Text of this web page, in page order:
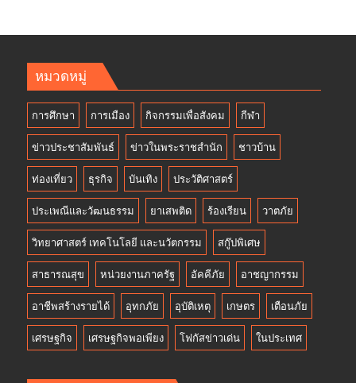
หมวดหมู่
การศึกษา การเมือง กิจกรรมเพื่อสังคม กีฬา
ข่าวประชาสัมพันธ์ ข่าวในพระราชสำนัก ชาวบ้าน
ท่องเที่ยว ธุรกิจ บันเทิง ประวัติศาสตร์
ประเพณีและวัฒนธรรม ยาเสพติด ร้องเรียน วาตภัย
วิทยาศาสตร์ เทคโนโลยี และนวัตกรรม สกู๊ปพิเศษ
สาธารณสุข หน่วยงานภาครัฐ อัคคีภัย อาชญากรรม
อาชีพสร้างรายได้ อุทกภัย อุบัติเหตุ เกษตร เตือนภัย
เศรษฐกิจ เศรษฐกิจพอเพียง โฟกัสข่าวเด่น ในประเทศ